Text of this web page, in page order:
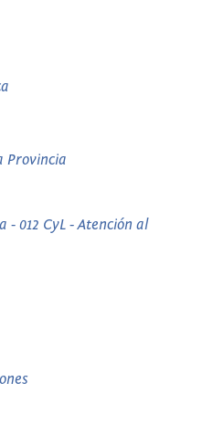
Provincia
- 012 CyL - Atención al